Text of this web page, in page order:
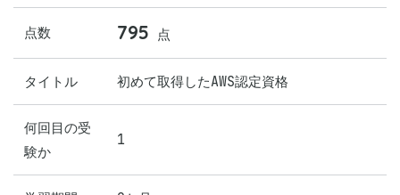
点数 795 点
タイトル 初めて取得したAWS認定資格
何回目の受
験か
1